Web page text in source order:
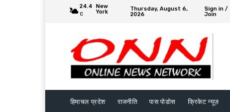
24.4
C
New
York
Thursday, August 6,
2026
Sign in /
Join
हिमाचल प्रदेश राजनीति पास पोडोस क्रिकेट न्यूज़